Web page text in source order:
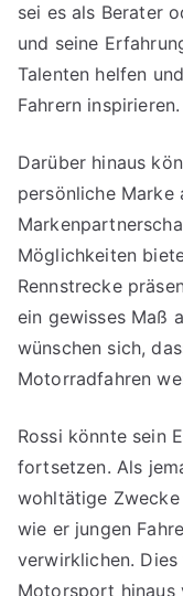
sei es als Berater
und seine
Talenten helfen
Fahrern inspirieren.
Darüber hinaus
persönliche Marke
Möglichkeiten
Rennstrecke
ein gewisses Maß
wünschen sich,
Motorradfahren
Rossi könnte sein
fortsetzen. Als
wohltätige Zwecke
wie er jungen
verwirklichen.
Motorsport hinaus